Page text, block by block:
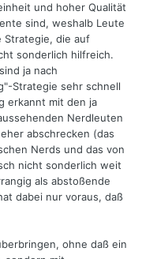
und hoher Qualität
sind, weshalb Leute
Strategie, die auf
sonderlich hilfreich.
ja nach
Strategie sehr schnell
erkannt mit den ja
Nerdleuten
abschrecken (das
Nerds und das von
nicht sonderlich weit
als abstoßende
dabei nur voraus, daß
ohne daß ein